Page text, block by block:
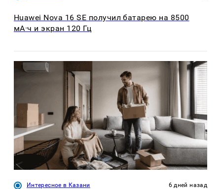
Huawei Nova 16 SE получил батарею на 8500
мА·ч и экран 120 Гц
Интересное в Казани 6 дней назад